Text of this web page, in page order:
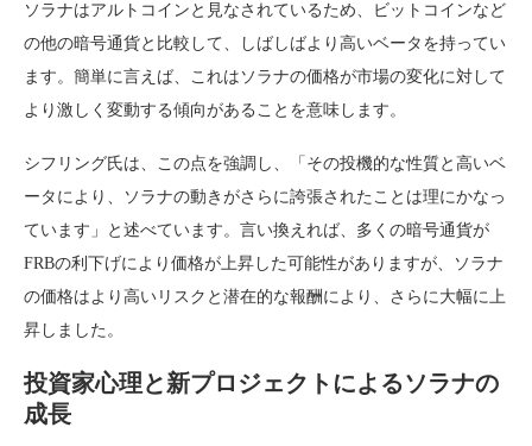
ソラナはアルトコインと見なされているため、ビットコインなど
の他の暗号通貨と比較して、しばしばより高いベータを持ってい
ます。簡単に言えば、これはソラナの価格が市場の変化に対して
より激しく変動する傾向があることを意味します。
シフリング氏は、この点を強調し、「その投機的な性質と高いベ
ータにより、ソラナの動きがさらに誇張されたことは理にかなっ
ています」と述べています。言い換えれば、多くの暗号通貨が
FRBの利下げにより価格が上昇した可能性がありますが、ソラナ
の価格はより高いリスクと潜在的な報酬により、さらに大幅に上
昇しました。
投資家心理と新プロジェクトによるソラナの
成長